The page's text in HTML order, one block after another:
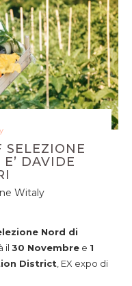
SELEZIONE
DAVIDE
Witaly
Nord di
il 30 Novembre e 1
District , EX expo di